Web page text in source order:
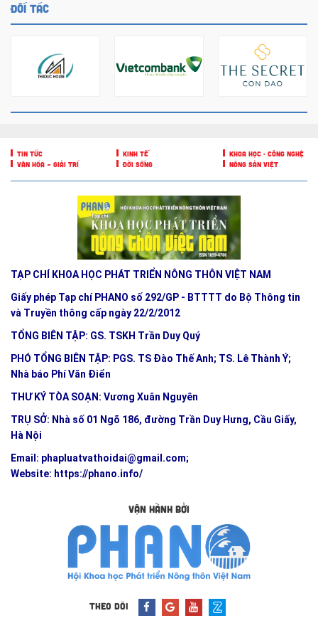
ĐỐI TÁC
TIN TỨC KINH TẾ
KHOA HỌC - CÔNG NGHỆ
VĂN HÓA – GIẢI TRÍ
ĐỜI SỐNG NÔNG SẢN VIỆT
TẠP CHÍ KHOA HỌC PHÁT TRIỂN NÔNG THÔN VIỆT NAM
Giấy phép Tạp chí PHANO số 292/GP - BTTTT do Bộ Thông tin
và Truyền thông cấp ngày 22/2/2012
TỔNG BIÊN TẬP: GS. TSKH Trần Duy Quý
PHÓ TỔNG BIÊN TẬP: PGS. TS Đào Thế Anh; TS. Lê Thành Ý;
Nhà báo Phí Văn Điển
THƯ KÝ TÒA SOẠN: Vương Xuân Nguyên
TRỤ SỞ: Nhà số 01 Ngõ 186, đường Trần Duy Hưng, Cầu Giấy,
Hà Nội
Email: phapluatvathoidai@gmail.com;
Website: https://phano.info/
VẬN HÀNH BỞI
THEO DÕI